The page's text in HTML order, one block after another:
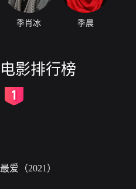
季肖冰 季晨
电影排行榜
最爱（2021）